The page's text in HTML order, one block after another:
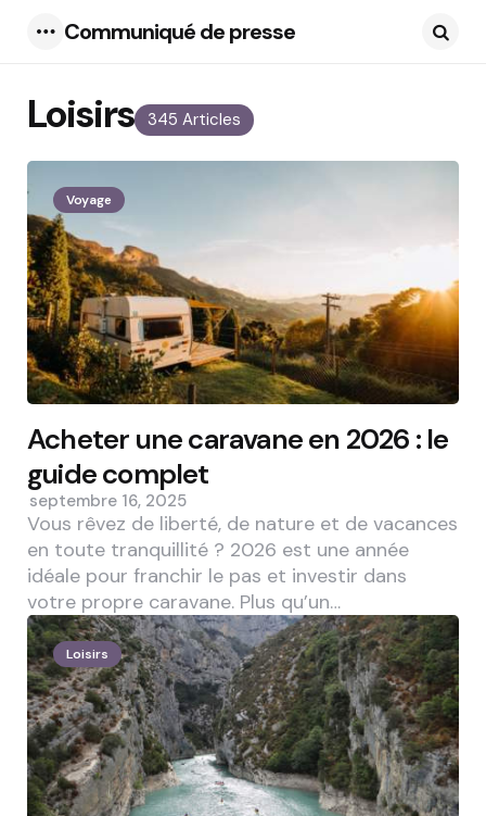
Communiqué de presse
345 Articles
Loisirs
Voyage
Acheter une caravane en 2026 : le
guide complet
septembre 16, 2025
Vous rêvez de liberté, de nature et de vacances
en toute tranquillité ? 2026 est une année
idéale pour franchir le pas et investir dans
votre propre caravane. Plus qu’un…
Loisirs